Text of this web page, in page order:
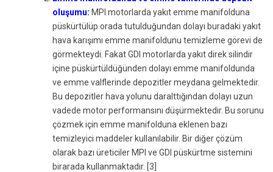
oluşumu: MPI motorlarda yakıt emme manifolduna
püskürtülüp orada tutulduğundan dolayı buradaki yakıt
hava karışımı emme manifoldunu temizleme görevi de
görmekteydi. Fakat GDI motorlarda yakıt direk silindir
içine püskürtüldüğünden dolayı emme manifoldunda
ve emme valflerinde depozitler meydana gelmektedir.
Bu depozitler hava yolunu daralttığından dolayı uzun
vadede motor performansını düşürmektedir. Bu sorunu
çözmek için emme manifolduna eklenen bazı
temizleyici maddeler kullanılabilir. Bir diğer çözüm
olarak bazı üreticiler MPI ve GDI püskürtme sistemini
birarada kullanmaktadır. [3]